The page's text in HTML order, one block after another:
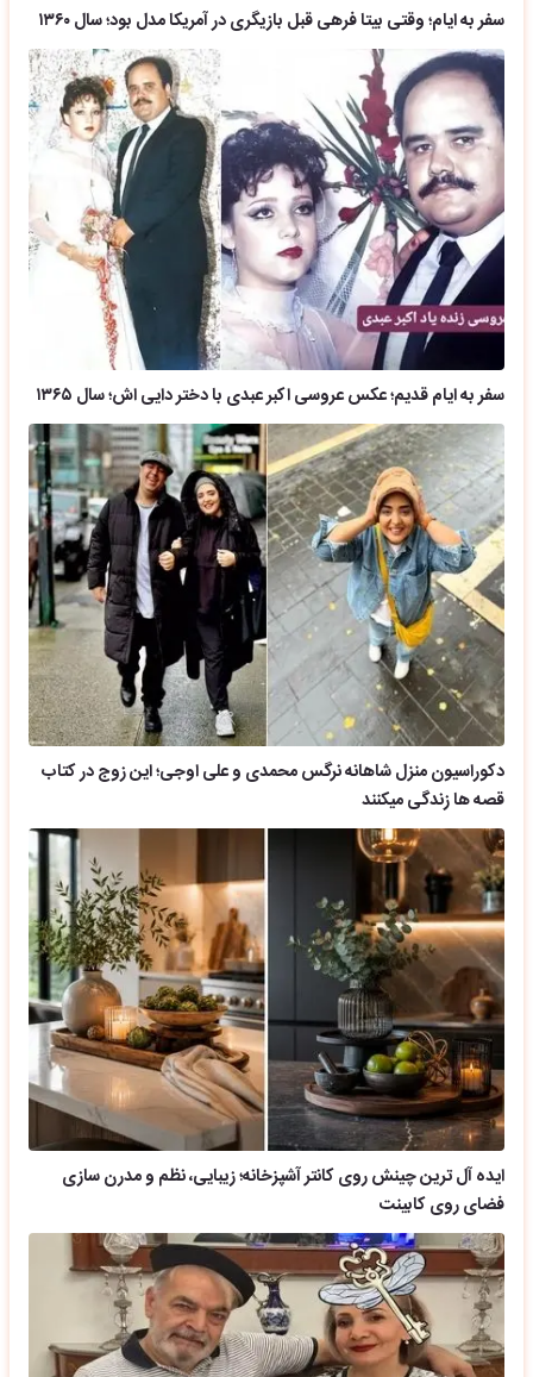
سفر به ایام؛ وقتی بیتا فرهی قبل بازیگری در آمریکا مدل بود؛ سال ۱۳۶۰
سفر به ایام قدیم؛ عکس عروسی اکبر عبدی با دختر دایی اش؛ سال ۱۳۶۵
دکوراسیون منزل شاهانه نرگس محمدی و علی اوجی؛ این زوج در کتاب
قصه ها زندگی میکنند
ایده آل ترین چینش روی کانتر آشپزخانه؛ زیبایی، نظم و مدرن سازی
فضای روی کابینت